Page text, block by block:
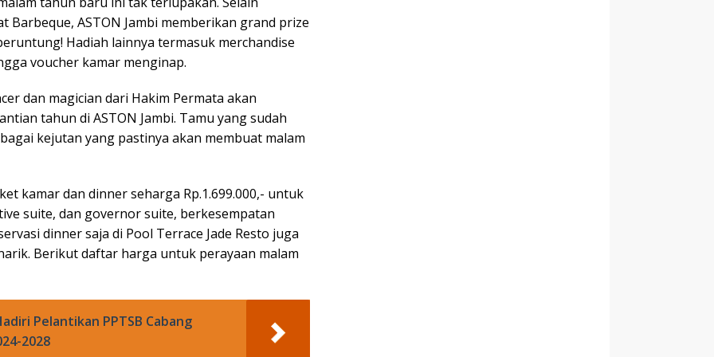
Barbeque, ASTON Jambi memberikan grand prize
Hadiah lainnya termasuk merchandise
voucher kamar menginap.
dan magician dari Hakim Permata akan
tahun di ASTON Jambi. Tamu yang sudah
kejutan yang pastinya akan membuat malam
kamar dan dinner seharga Rp.1.699.000,- untuk
suite, dan governor suite, berkesempatan
dinner saja di Pool Terrace Jade Resto juga
Berikut daftar harga untuk perayaan malam
Pelantikan PPTSB Cabang
2028